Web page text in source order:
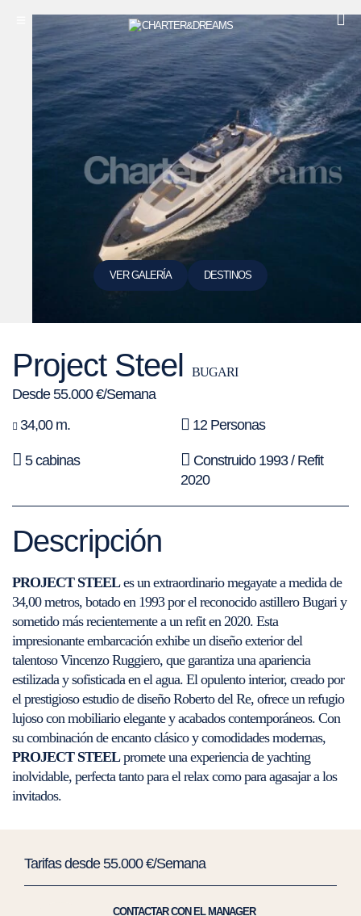
VER GALERÍA DESTINOS
Project Steel BUGARI
Desde 55.000 €/Semana
34,00 m.
12 Personas
5 cabinas
Construido 1993 / Refit
2020
Descripción
PROJECT STEELes un extraordinario megayate a medida de
34,00 metros, botado en 1993 por el reconocido astillero Bugari y
sometido más recientemente a un refit en 2020. Esta
impresionante embarcación exhibe un diseño exterior del
talentoso Vincenzo Ruggiero, que garantiza una apariencia
estilizada y sofisticada en el agua. El opulento interior, creado por
el prestigioso estudio de diseño Roberto del Re, ofrece un refugio
lujoso con mobiliario elegante y acabados contemporáneos. Con
su combinación de encanto clásico y comodidades modernas,
PROJECT STEELpromete una experiencia de yachting
inolvidable, perfecta tanto para el relax como para agasajar a los
invitados.
Tarifas desde 55.000 €/Semana
CONTACTAR CON EL MANAGER